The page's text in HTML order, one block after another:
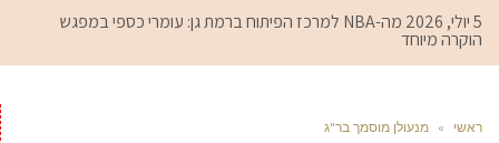
5 יולי, 2026
מה-NBA למרכז הפיתוח ברמת גן: עומרי כספי במפגש
הוקרה מיוחד
ראשי » מנעולן מוסמך בר"ג